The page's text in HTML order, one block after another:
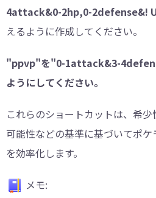
4attack&0-2hp,0-2defense&!
えるように作成してください。
"ppvp"を"0-1attack&3-
ようにしてください。
これらのショートカットは、希
可能性などの基準に基づいてポ
を効率化します。
メモ: